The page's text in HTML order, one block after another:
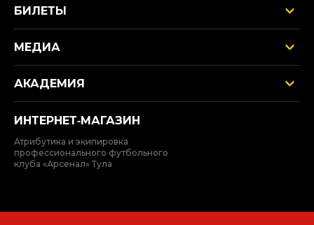
БИЛЕТЫ
МЕДИА
АКАДЕМИЯ
ИНТЕРНЕТ‑МАГАЗИН
Атрибутика и экипировка
профессионального футбольного
клуба «Арсенал» Тула